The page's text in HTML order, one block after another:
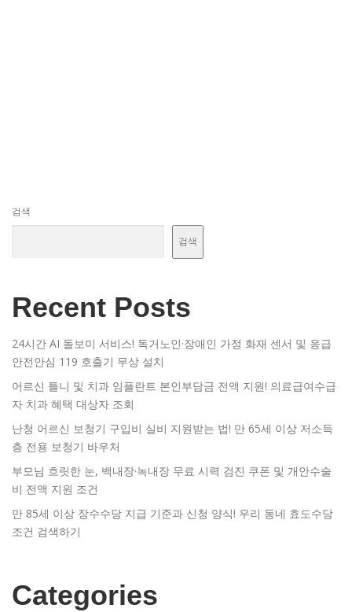
검색
검색
Recent Posts
24시간 AI 돌보미 서비스! 독거노인·장애인 가정 화재 센서 및 응급
안전안심 119 호출기 무상 설치
어르신 틀니 및 치과 임플란트 본인부담금 전액 지원! 의료급여수급
자 치과 혜택 대상자 조회
난청 어르신 보청기 구입비 실비 지원받는 법! 만 65세 이상 저소득
층 전용 보청기 바우처
부모님 흐릿한 눈, 백내장·녹내장 무료 시력 검진 쿠폰 및 개안수술
비 전액 지원 조건
만 85세 이상 장수수당 지급 기준과 신청 양식! 우리 동네 효도수당
조건 검색하기
Categories